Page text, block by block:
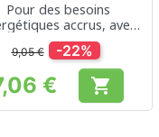
Pour des besoins
accrus, avec
fibres
9,05 € -22%
Prix
€ 